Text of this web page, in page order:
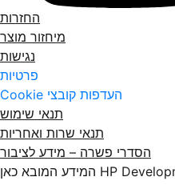
החזרות
מיחזור מוצר
נגישות
פרטיות
העדפות קובצי Cookie
תנאי שימוש
תנאי שרות ואחריות
הסדרי פשרה – מידע לציבור
©2026 HP Development Company, L.P.‎ המידע המובא כאן